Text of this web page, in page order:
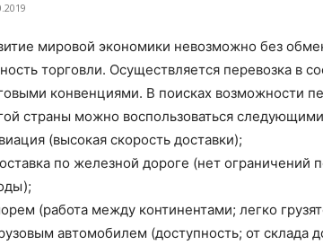
мировой экономики невозможно без
торговли. Осуществляется перевозка в
конвенциями. В поисках возможности
страны можно воспользоваться
(высокая скорость доставки);
по железной дороге (нет ограничений
(работа между континентами; легко
автомобилем (доступность; от склада